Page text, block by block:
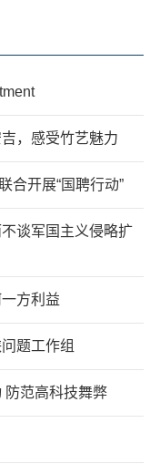
，感受竹艺魅力
合开展“国聘行动”
谈军国主义侵略扩
方利益
题工作组
防范高科技舞弊